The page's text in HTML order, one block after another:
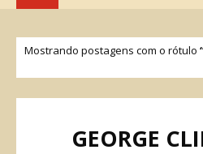
Mostrando postagens com o rótulo
GEORGE